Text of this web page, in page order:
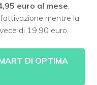
euro al mese.
mentre la
di 19,90 euro.
DI OPTIMA